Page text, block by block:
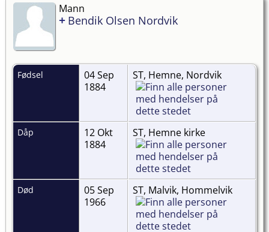
Mann
+ Bendik Olsen Nordvik
Fødsel
04 Sep
1884
ST, Hemne, Nordvik
Dåp
12 Okt
1884
ST, Hemne kirke
Død
05 Sep
1966
ST, Malvik, Hommelvik